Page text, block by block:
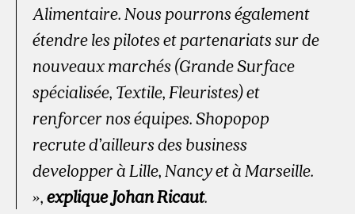
Alimentaire. Nous pourrons également
étendre les pilotes et partenariats sur de
nouveaux marchés (Grande Surface
spécialisée, Textile, Fleuristes) et
renforcer nos équipes. Shopopop
recrute d’ailleurs des business
developper à Lille, Nancy et à Marseille.
»,explique Johan Ricaut.